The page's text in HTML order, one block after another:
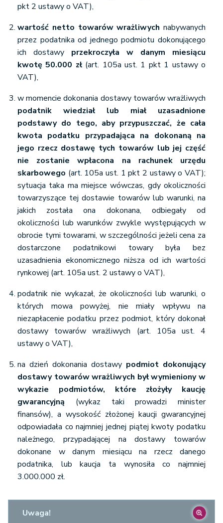
pkt 2 ustawy o VAT),
wartość netto towarów wrażliwych nabywanych
przez podatnika od jednego podmiotu dokonującego
ich dostawy przekroczyła w danym miesiącu
kwotę 50.000 zł(art. 105a ust. 1 pkt 1 ustawy o
VAT),
w momencie dokonania dostawy towarów wrażliwych
podatnik wiedział lub miał uzasadnione
podstawy do tego, aby przypuszczać, że cała
kwota podatku przypadająca na dokonaną na
jego rzecz dostawę tych towarów lub jej część
nie zostanie wpłacona na rachunek urzędu
skarbowego (art. 105a ust. 1 pkt 2 ustawy o VAT);
sytuacja taka ma miejsce wówczas, gdy okoliczności
towarzyszące tej dostawie towarów lub warunki, na
jakich została ona dokonana, odbiegały od
okoliczności lub warunków zwykle występujących w
obrocie tymi towarami, w szczególności jeżeli cena za
dostarczone podatnikowi towary była bez
uzasadnienia ekonomicznego niższa od ich wartości
rynkowej (art. 105a ust. 2 ustawy o VAT),
podatnik nie wykazał, że okoliczności lub warunki, o
których mowa powyżej, nie miały wpływu na
niezapłacenie podatku przez podmiot, który dokonał
dostawy towarów wrażliwych (art. 105a ust. 4
ustawy o VAT),
na dzień dokonania dostawy podmiot dokonujący
dostawy towarów wrażliwych był wymieniony w
wykazie podmiotów, które złożyły kaucję
gwarancyjną (wykaz taki prowadzi minister
finansów), a wysokość złożonej kaucji gwarancyjnej
odpowiadała co najmniej jednej piątej kwoty podatku
należnego, przypadającej na dostawy towarów
dokonane w danym miesiącu na rzecz danego
podatnika, lub kaucja ta wynosiła co najmniej
3.000.000 zł.
Uwaga!